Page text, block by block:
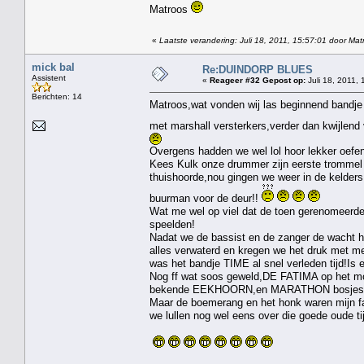
Matroos
« Laatste verandering: Juli 18, 2011, 15:57:01 door
mick bal
Assistent
Berichten: 14
Re:DUINDORP BLUES
« Reageer #32 Gepost op: Juli 18, 2011,
Matroos,wat vonden wij las beginnend
met marshall versterkers,verder dan
Overgens hadden we wel lol hoor lekker
Kees Kulk onze drummer zijn eerste
thuishoorde,nou gingen we weer in de
buurman voor de deur!!
Wat me wel op viel dat de toen
speelden!
Nadat we de bassist en de zanger de wacht
alles verwaterd en kregen we het druk met
was het bandje TIME al snel verleden tijd!Is
Nog ff wat soos geweld,DE FATIMA op het
bekende EEKHOORN,en MARATHON
Maar de boemerang en het honk waren mijn
we lullen nog wel eens over die goede oude